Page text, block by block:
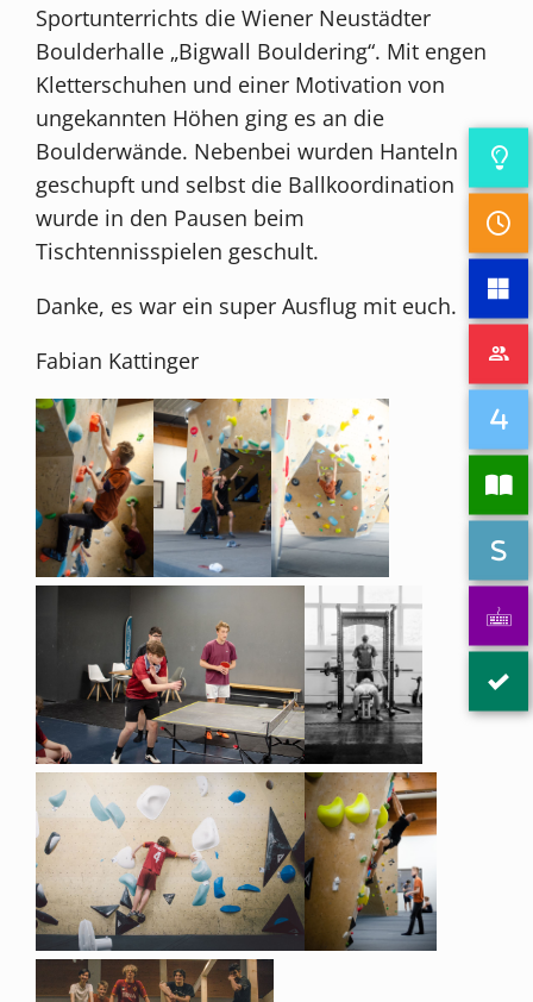
Sportunterrichts die Wiener Neustädter
Boulderhalle „Bigwall Bouldering“. Mit engen
Kletterschuhen und einer Motivation von
ungekannten Höhen ging es an die
Boulderwände. Nebenbei wurden Hanteln
geschupft und selbst die Ballkoordination
wurde in den Pausen beim
Tischtennisspielen geschult.
Danke, es war ein super Ausflug mit euch.
Fabian Kattinger